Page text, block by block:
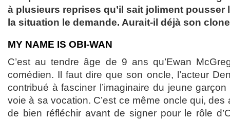
à plusieurs reprises qu’il sait joliment pousser
la situation le demande. Aurait-il déjà son
MY NAME IS OBI-WAN
C’est au tendre âge de 9 ans qu’Ewan
comédien. Il faut dire que son oncle, l’acteur
contribué à fasciner l’imaginaire du jeune
voie à sa vocation. C’est ce même oncle qui,
de bien réfléchir avant de signer pour le rôle